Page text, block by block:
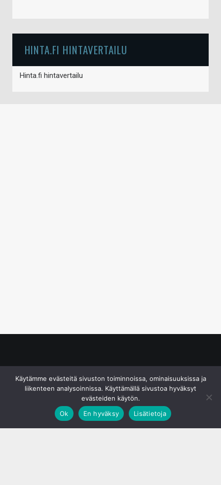
HINTA.FI HINTAVERTAILU
Hinta.fi hintavertailu
Käytämme evästeitä sivuston toiminnoissa, ominaisuuksissa ja
liikenteen analysoinnissa. Käyttämällä sivustoa hyväksyt
evästeiden käytön.
Ok
En hyväksy Lisätietoja